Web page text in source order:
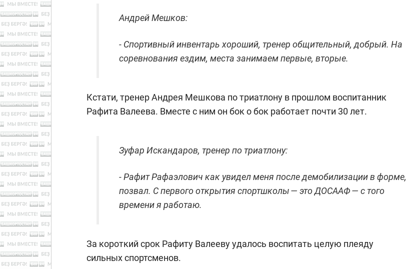
Андрей Мешков:
- Спортивный инвентарь хороший, тренер общительный, добрый. На
соревнования ездим, места занимаем первые, вторые.
Кстати, тренер Андрея Мешкова по триатлону в прошлом воспитанник
Рафита Валеева. Вместе с ним он бок о бок работает почти 30 лет.
Зуфар Искандаров, тренер по триатлону:
- Рафит Рафаэлович как увидел меня после демобилизации в форме,
позвал. С первого открытия спортшколы — это ДОСААФ — с того
времени я работаю.
За короткий срок Рафиту Валееву удалось воспитать целую плеяду
сильных спортсменов.